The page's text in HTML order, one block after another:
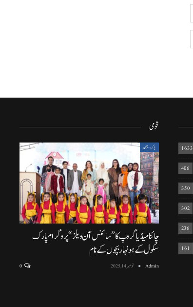
1633
406
350
302
236
161
قومی
پاک-چین
چائنا میڈیا گروپ کا ”سائنس آن ویلز“ پروگرام پارک
سکول کے ہونہار بچوں کے نام
Admin نومبر 14, 2025 0